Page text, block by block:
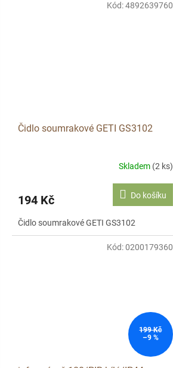
Čidlo soumrakové GETI GS3102
Skladem (2 ks)
194 Kč Do košíku
Čidlo soumrakové GETI GS3102
Kód:4892639760
199 Kč
–9 %
Kód:0200179360